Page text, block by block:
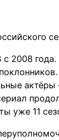
2008 года.
уже 11